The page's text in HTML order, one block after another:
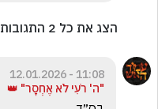
הצג את כל 2 התגובות
11:08 - 12.01.2026
"ה' רֹעִי לֹא אֶחְסָר" 👑